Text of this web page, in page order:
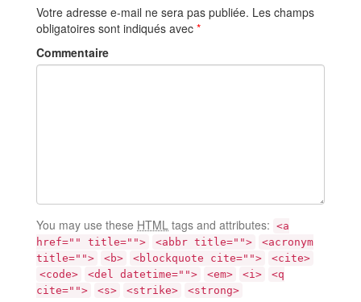
Votre adresse e-mail ne sera pas publiée. Les champs
obligatoires sont indiqués avec *
Commentaire
You may use these HTML tags and attributes: <a
href="" title="">
<abbr title="">
<acronym
title="">
<b> <blockquote cite="">
<cite>
<code>
<del datetime=""> <em> <i>
<q
cite="">
<s> <strike> <strong>